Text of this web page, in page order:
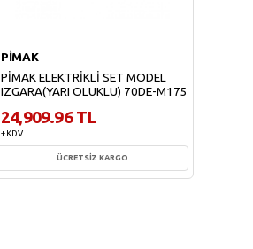
PİMAK
PİMAK ELEKTRİKLİ SET MODEL
IZGARA(YARI OLUKLU) 70DE-M175
24,909.96 TL
+ KDV
ÜCRETSİZ KARGO